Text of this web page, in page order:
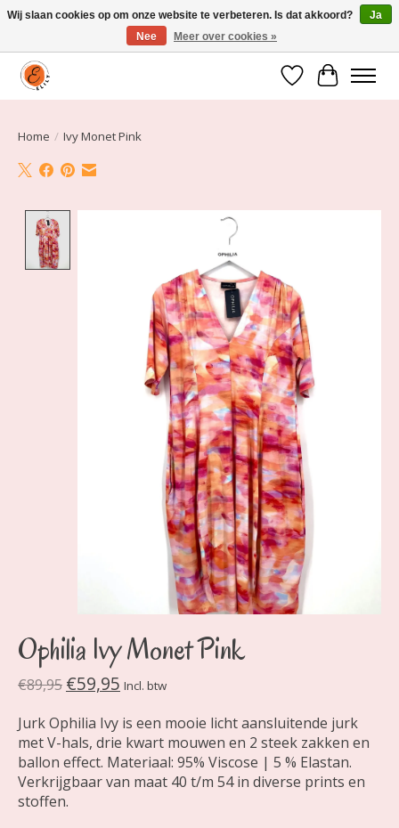
Elily is er om jou te laten stralen! Mode vanaf maat 34 t/m 54
Verlanglijst
Home / Ivy Monet Pink
Product image slideshow Items
Ophilia Ivy Monet Pink
€89,95 €59,95 Incl. btw
Jurk Ophilia Ivy is een mooie licht aansluitende jurk
met V-hals, drie kwart mouwen en 2 steek zakken en
ballon effect. Materiaal: 95% Viscose | 5 % Elastan.
Verkrijgbaar van maat 40 t/m 54 in diverse prints en
stoffen.
Wij slaan cookies op om onze website te verbeteren. Is dat akkoord?
Ja
Nee
Meer over cookies »